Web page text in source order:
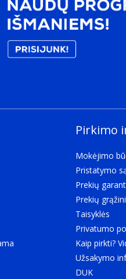
Pirkimo
Mokėjimo
Pristatymo
Prekių
Prekių
Taisyklės
Privatumo
Kaip pirkti?
Užsakymo
DUK